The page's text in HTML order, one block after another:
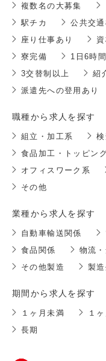
複数名の大募集
駅チカ
公共交
座り仕事あり
寮完備
1日6時
3交替制以上
紹
派遣先への登用あり
職種から求人を探す
組立・加工系
食品加工・トッピン
オフィスワーク系
その他
業種から求人を探す
自動車輸送関係
食品関係
物流
その他製造
製
期間から求人を探す
１ヶ月未満 １
長期